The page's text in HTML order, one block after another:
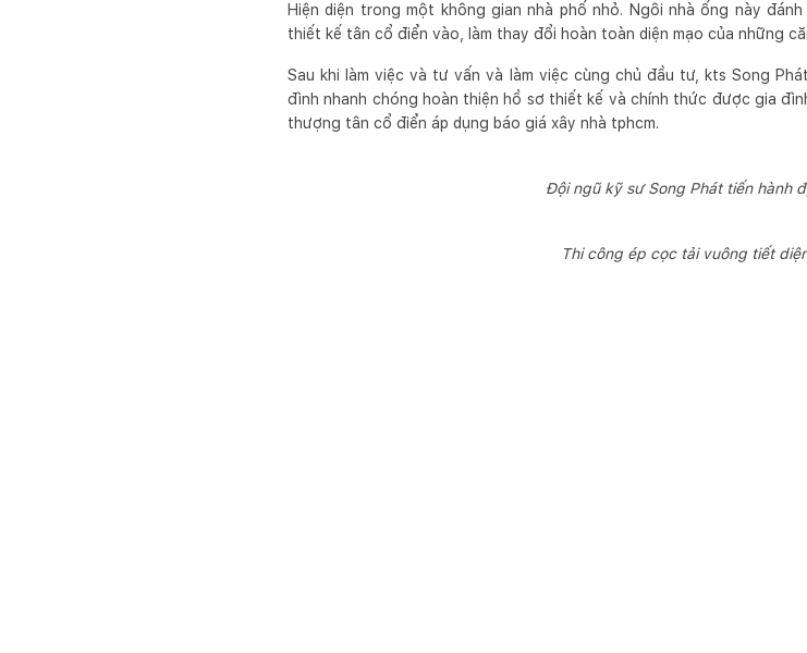
Hiện diện trong một không gian nhà phố nhỏ. Ngôi nhà ống này
thiết kế tân cổ điển vào, làm thay đổi hoàn toàn diện mạo của những
Sau khi làm việc và tư vấn và làm việc cùng chủ đầu tư, kts Song
đình nhanh chóng hoàn thiện hồ sơ thiết kế và chính thức được gia
thượng tân cổ điển áp dụng báo giá xây nhà tphcm.
Đội ngũ kỹ sư Song Phát tiến hành
Thi công ép cọc tải vuông tiết